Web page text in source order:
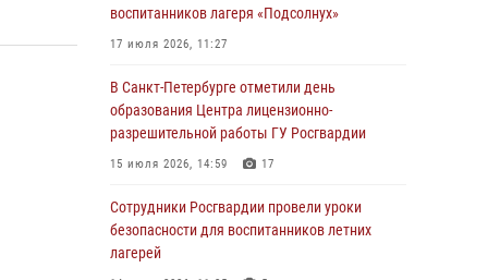
Сотрудники ГУ Росгвардии приняли участие в
боевому самбо
03 августа 2026, 10:07 7 1
В Ленобласти сотрудники ОМОН Росгвардии
профилактического мероприятия
03 августа 2026, 09:16 5
В Петербурге сотрудники Росгвардии
воспитанников лагеря «Подсолнух»
17 июля 2026, 11:27
В Санкт-Петербурге отметили день
образования Центра лицензионно-
разрешительной работы ГУ Росгвардии
15 июля 2026, 14:59 17
Сотрудники Росгвардии провели уроки
безопасности для воспитанников летних
лагерей